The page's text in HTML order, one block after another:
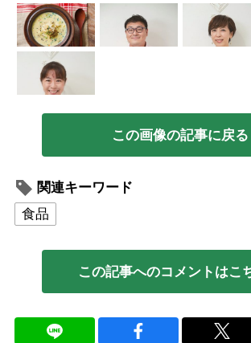
この画像の記事に戻る
関連キーワード
食品
この記事へのコメントはこ